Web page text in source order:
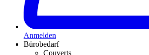
Anmelden
Bürobedarf
Couverts